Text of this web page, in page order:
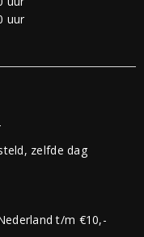
uur
zelfde dag
t/m €10,-